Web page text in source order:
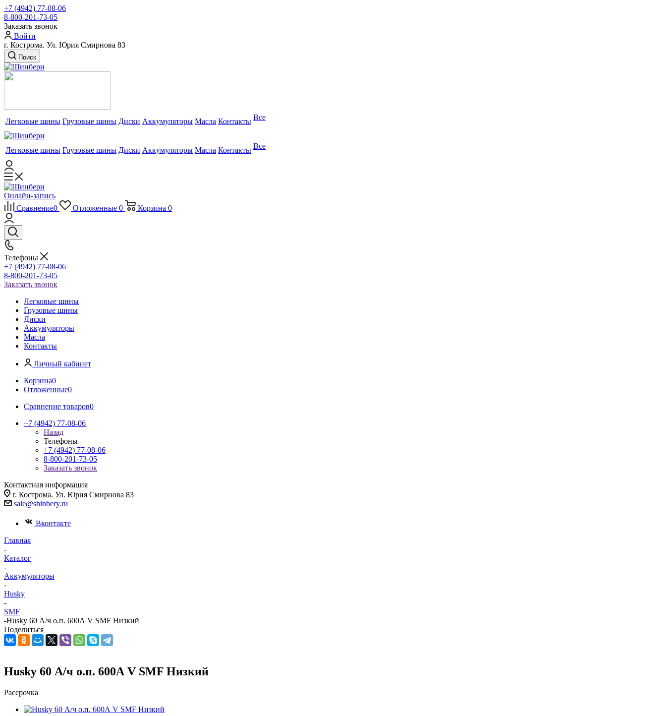
+7 (4942) 77-08-06
8-800-201-73-05
Заказать звонок
Войти
г. Кострома. Ул. Юрия Смирнова 83
Поиск
Легковые шины Грузовые шины Диски Аккумуляторы Масла Контакты Все
Легковые шины Грузовые шины Диски Аккумуляторы Масла Контакты Все
Онлайн-запись
Сравнение0 Отложенные 0 Корзина 0
Телефоны
+7 (4942) 77-08-06
8-800-201-73-05
Заказать звонок
Легковые шины
Грузовые шины
Диски
Аккумуляторы
Масла
Контакты
Личный кабинет
Корзина0
Отложенные0
Сравнение товаров0
+7 (4942) 77-08-06
Назад
Телефоны
+7 (4942) 77-08-06
8-800-201-73-05
Заказать звонок
Контактная информация
г. Кострома. Ул. Юрия Смирнова 83
sale@shinbery.ru
Вконтакте
Главная
-
Каталог
-
Аккумуляторы
-
Husky
-
SMF
-Husky 60 А/ч о.п. 600А V SMF Низкий
Поделиться
Husky 60 А/ч о.п. 600А V SMF Низкий
Рассрочка